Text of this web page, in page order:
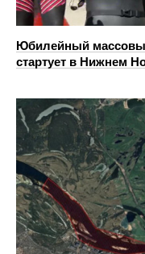
Юбилейный
стартует в Нижнем